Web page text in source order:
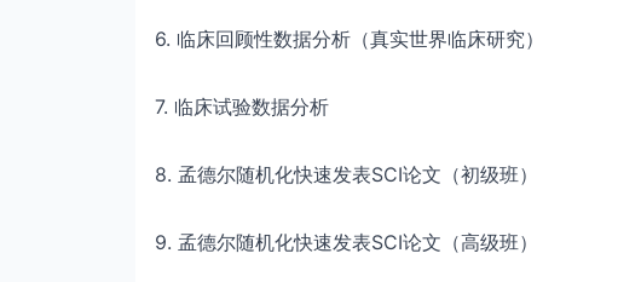
6. 临床回顾性数据分析（真实世界临床研究）
7. 临床试验数据分析
8. 孟德尔随机化快速发表SCI论文（初级班）
9. 孟德尔随机化快速发表SCI论文（高级班）